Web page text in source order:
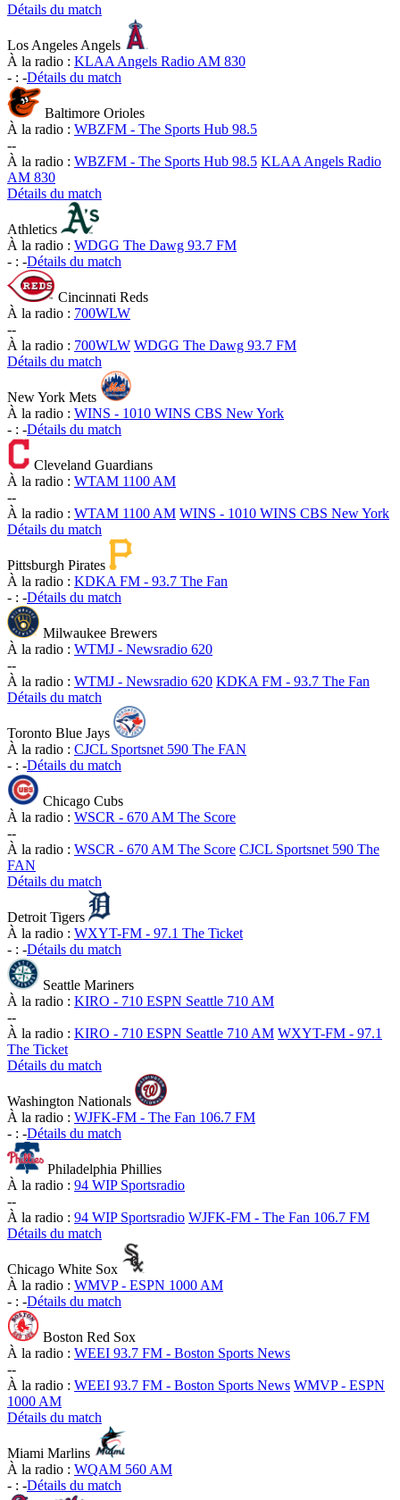
Détails du match
Los Angeles Angels
À la radio : KLAA Angels Radio AM 830
- : -Détails du match
Baltimore Orioles
À la radio : WBZFM - The Sports Hub 98.5
--
À la radio : WBZFM - The Sports Hub 98.5 KLAA Angels Radio
AM 830
Détails du match
Athletics
À la radio : WDGG The Dawg 93.7 FM
- : -Détails du match
Cincinnati Reds
À la radio : 700WLW
--
À la radio : 700WLW WDGG The Dawg 93.7 FM
Détails du match
New York Mets
À la radio : WINS - 1010 WINS CBS New York
- : -Détails du match
Cleveland Guardians
À la radio : WTAM 1100 AM
--
À la radio : WTAM 1100 AM WINS - 1010 WINS CBS New York
Détails du match
Pittsburgh Pirates
À la radio : KDKA FM - 93.7 The Fan
- : -Détails du match
Milwaukee Brewers
À la radio : WTMJ - Newsradio 620
--
À la radio : WTMJ - Newsradio 620 KDKA FM - 93.7 The Fan
Détails du match
Toronto Blue Jays
À la radio : CJCL Sportsnet 590 The FAN
- : -Détails du match
Chicago Cubs
À la radio : WSCR - 670 AM The Score
--
À la radio : WSCR - 670 AM The Score CJCL Sportsnet 590 The
FAN
Détails du match
Detroit Tigers
À la radio : WXYT-FM - 97.1 The Ticket
- : -Détails du match
Seattle Mariners
À la radio : KIRO - 710 ESPN Seattle 710 AM
--
À la radio : KIRO - 710 ESPN Seattle 710 AM WXYT-FM - 97.1
The Ticket
Détails du match
Washington Nationals
À la radio : WJFK-FM - The Fan 106.7 FM
- : -Détails du match
Philadelphia Phillies
À la radio : 94 WIP Sportsradio
--
À la radio : 94 WIP Sportsradio WJFK-FM - The Fan 106.7 FM
Détails du match
Chicago White Sox
À la radio : WMVP - ESPN 1000 AM
- : -Détails du match
Boston Red Sox
À la radio : WEEI 93.7 FM - Boston Sports News
--
À la radio : WEEI 93.7 FM - Boston Sports News WMVP - ESPN
1000 AM
Détails du match
Miami Marlins
À la radio : WQAM 560 AM
- : -Détails du match